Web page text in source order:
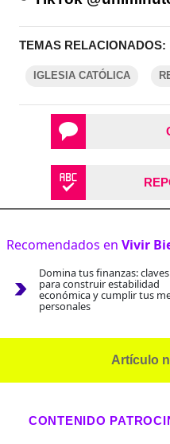
TEMAS RELACIONADOS:
IGLESIA CATÓLICA
Recomendados en Vivir
Domina tus finanzas: claves
para construir estabilidad
económica y cumplir tus
personales
Artículo
CONTENIDO